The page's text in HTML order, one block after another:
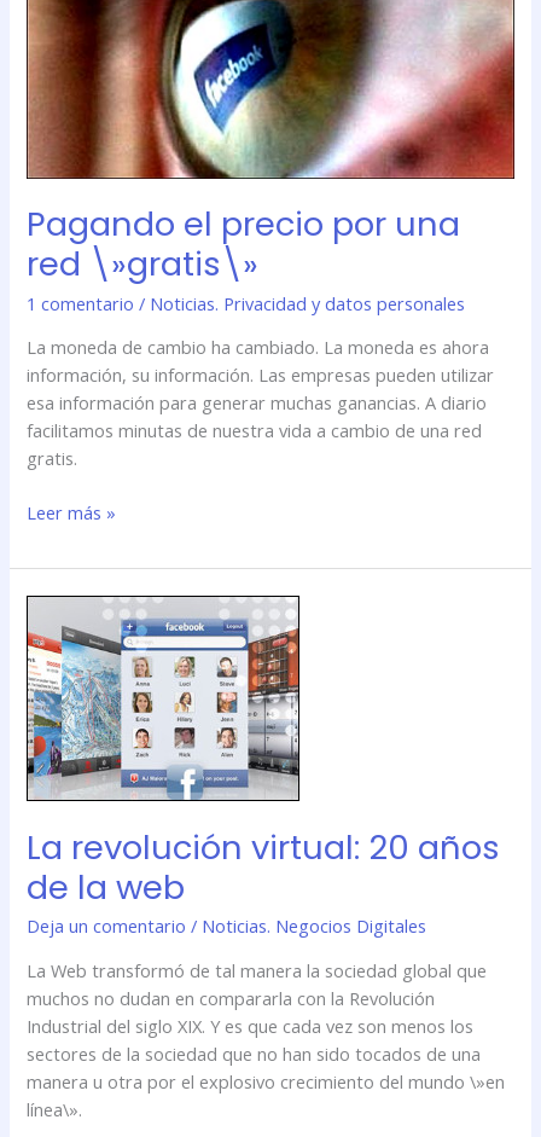
Pagando el precio por una
red \»gratis\»
1 comentario / Noticias. Privacidad y datos personales
La moneda de cambio ha cambiado. La moneda es ahora
información, su información. Las empresas pueden utilizar
esa información para generar muchas ganancias. A diario
facilitamos minutas de nuestra vida a cambio de una red
gratis.
precio
red
Leer más »
La revolución virtual: 20 años
de la web
Deja un comentario / Noticias. Negocios Digitales
La Web transformó de tal manera la sociedad global que
muchos no dudan en compararla con la Revolución
Industrial del siglo XIX. Y es que cada vez son menos los
sectores de la sociedad que no han sido tocados de una
manera u otra por el explosivo crecimiento del mundo \»en
línea\».
La
revolución
virtual:
20
años
de
la
web